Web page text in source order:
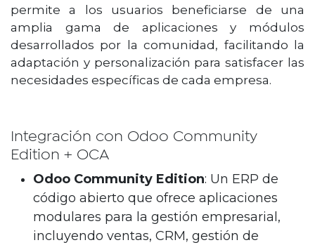
permite a los usuarios beneficiarse de una
amplia gama de aplicaciones y módulos
desarrollados por la comunidad, facilitando la
adaptación y personalización para satisfacer las
necesidades específicas de cada empresa.
Integración con Odoo Community
Edition + OCA
Odoo Community Edition: Un ERP de
código abierto que ofrece aplicaciones
modulares para la gestión empresarial,
incluyendo ventas, CRM, gestión de